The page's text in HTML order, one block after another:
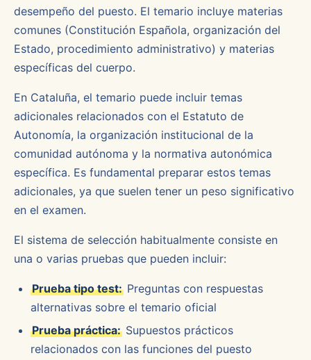
desempeño del puesto. El temario incluye materias
comunes (Constitución Española, organización del
Estado, procedimiento administrativo) y materias
específicas del cuerpo.
En Cataluña, el temario puede incluir temas
adicionales relacionados con el Estatuto de
Autonomía, la organización institucional de la
comunidad autónoma y la normativa autonómica
específica. Es fundamental preparar estos temas
adicionales, ya que suelen tener un peso significativo
en el examen.
El sistema de selección habitualmente consiste en
una o varias pruebas que pueden incluir:
Prueba tipo test: Preguntas con respuestas
alternativas sobre el temario oficial
Prueba práctica: Supuestos prácticos
relacionados con las funciones del puesto